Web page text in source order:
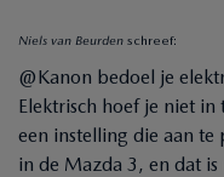
Niels van Beurden schreef:
@Kanon bedoel je
Elektrisch hoef je niet in
een instelling die aan te
in de Mazda 3, en dat